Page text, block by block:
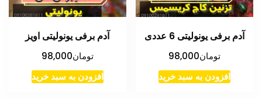
آدم برفی یونولیتی 6 عددی
تومان98,000
افزودن به سبد خرید
آدم برفی یونولیتی اویز
تومان98,000
افزودن به سبد خرید